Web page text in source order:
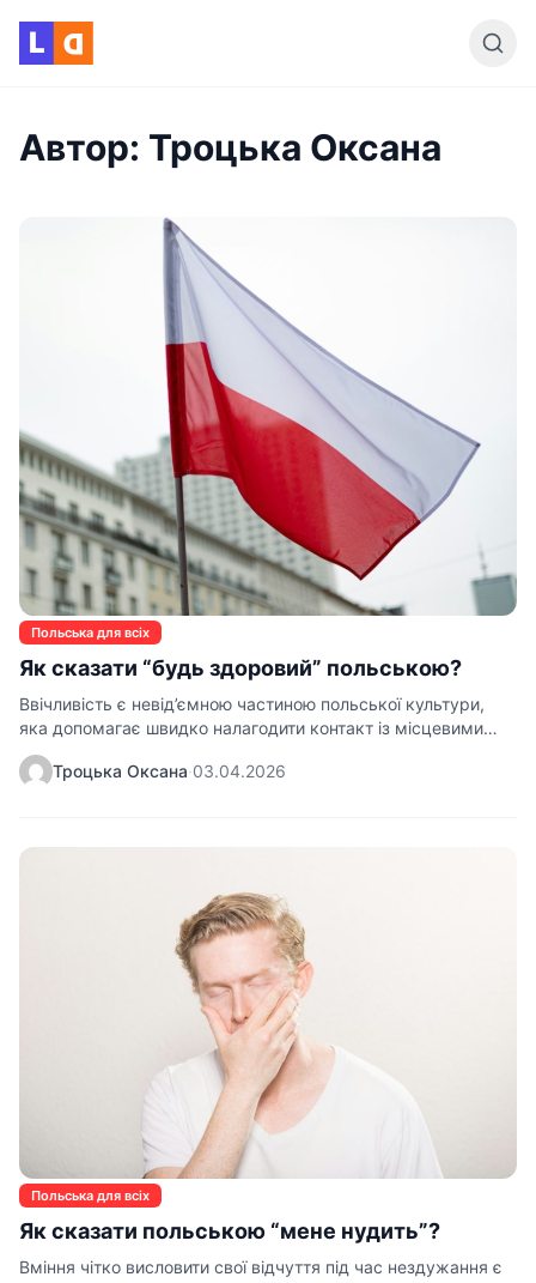
L D
Автор: Троцька Оксана
Польська для всіх
Як сказати “будь здоровий” польською?
Ввічливість є невід’ємною частиною польської культури,
яка допомагає швидко налагодити контакт із місцевими
жителями. Знання базових етикетних фраз…
Троцька Оксана·03.04.2026
Польська для всіх
Як сказати польською “мене нудить”?
Вміння чітко висловити свої відчуття під час нездужання є